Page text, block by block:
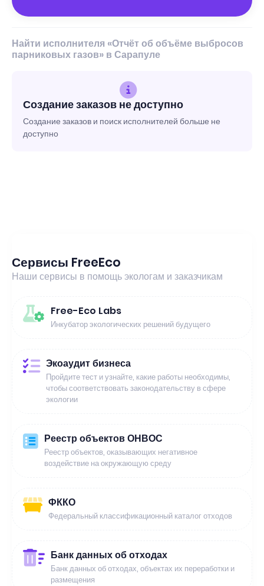
Найти исполнителя «Отчёт об объёме выбросов
парниковых газов» в Сарапуле
Создание заказов не доступно
Создание заказов и поиск исполнителей больше не
доступно
Сервисы FreeEco
Наши сервисы в помощь экологам и заказчикам
Free-Eco Labs
Инкубатор экологических решений будущего
Экоаудит бизнеса
Пройдите тест и узнайте, какие работы необходимы,
чтобы соответствовать законодательству в сфере
экологии
Реестр объектов ОНВОС
Реестр объектов, оказывающих негативное
воздействие на окружающую среду
ФККО
Федеральный классификационный каталог отходов
Банк данных об отходах
Банк данных об отходах, объектах их переработки и
размещения